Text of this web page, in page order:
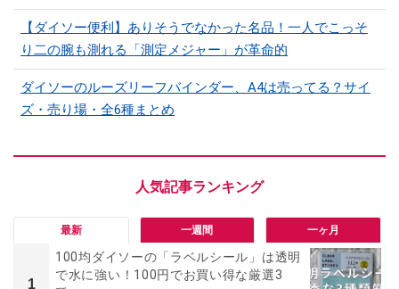
【ダイソー便利】ありそうでなかった名品！一人でこっそ
り二の腕も測れる「測定メジャー」が革命的
ダイソーのルーズリーフバインダー、A4は売ってる？サイ
ズ・売り場・全6種まとめ
最新 一週間 一ヶ月
1
100均ダイソーの「ラベルシール」は透明
で水に強い！100円でお買い得な厳選3